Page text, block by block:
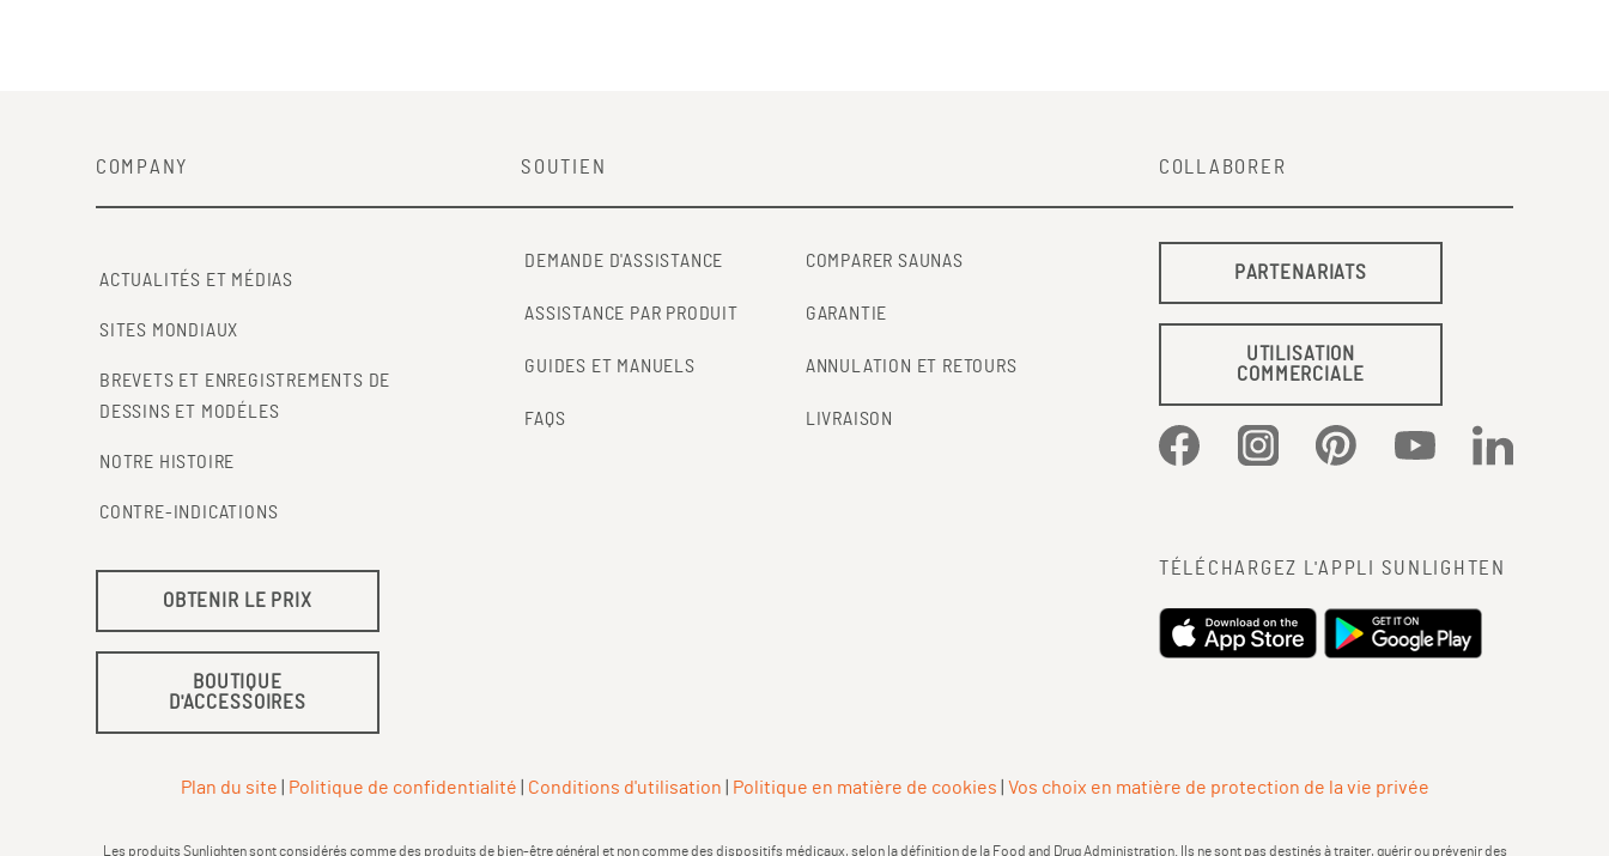
COMPANY
ACTUALITÉS ET MÉDIAS
SITES MONDIAUX
BREVETS ET ENREGISTREMENTS DE
DESSINS ET MODÉLES
NOTRE HISTOIRE
CONTRE-INDICATIONS
OBTENIR LE PRIX
BOUTIQUE
D'ACCESSOIRES
SOUTIEN
DEMANDE D'ASSISTANCE COMPARER SAUNAS
ASSISTANCE PAR PRODUIT GARANTIE
GUIDES ET MANUELS ANNULATION ET RETOURS
FAQS LIVRAISON
COLLABORER
PARTENARIATS
UTILISATION
COMMERCIALE
Facebook InstagramPinterest YouTube LinkedIn
TÉLÉCHARGEZ L'APPLI SUNLIGHTEN
Plan du site Politique de confidentialité Conditions d'utilisation Politique en matière de cookies Vos choix en matière de protection de la vie privée
Les produits Sunlighten sont considérés comme des produits de bien-être général et non comme des dispositifs médicaux, selon la définition de la Food and Drug Administration. Ils ne sont pas destinés à traiter, guérir ou prévenir des